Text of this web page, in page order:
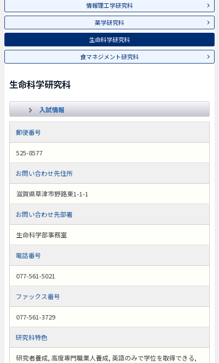
情報理工学研究科
薬学研究科
生命科学研究科
食マネジメント研究科
生命科学研究科
入試情報
郵便番号
525-8577
お問い合わせ先住所
滋賀県草津市野路東1-1-1
お問い合わせ先部署
生命科学部事務室
電話番号
077-561-5021
ファックス番号
077-561-3729
研究科特色
研究者養成, 高度専門職業人養成, 英語のみで学位を取得できる,